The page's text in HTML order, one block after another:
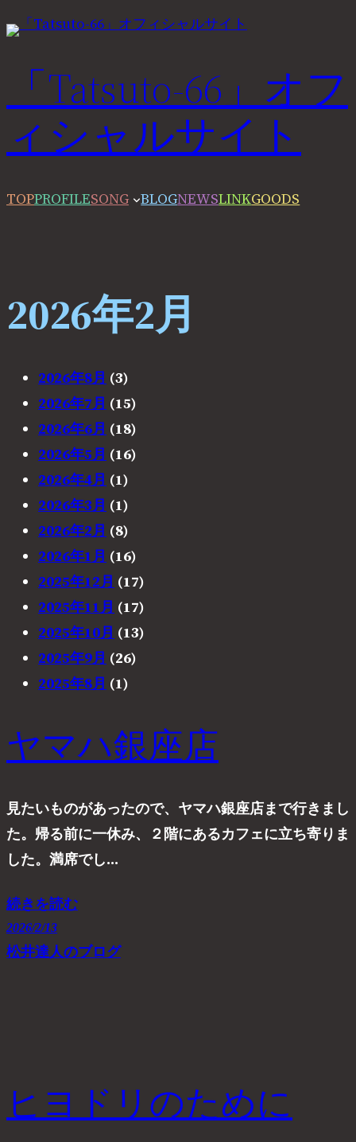
容
ッ
「Tatsuto-66」オフ
ィシャルサイト
TOPPROFILESONG BLOGNEWSLINKGOODS
2026年2月
2026年8月 (3)
2026年7月 (15)
2026年6月 (18)
2026年5月 (16)
2026年4月 (1)
2026年3月 (1)
2026年2月 (8)
2026年1月 (16)
2025年12月 (17)
2025年11月 (17)
2025年10月 (13)
2025年9月 (26)
2025年8月 (1)
ヤマハ銀座店
見たいものがあったので、ヤマハ銀座店まで行きまし
た。帰る前に一休み、２階にあるカフェに立ち寄りま
した。満席でし…
続きを読む
2026/2/13
松井達人のブログ
ヒヨドリのために